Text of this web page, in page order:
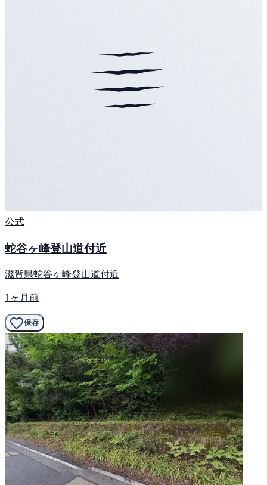
公式
蛇谷ヶ峰登山道付近
滋賀県蛇谷ヶ峰登山道付近
1ヶ月前
保存